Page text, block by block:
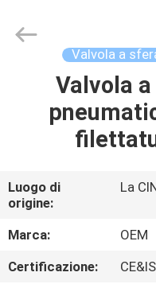
CASA
PRODOTTI
VIDEO
CHI
SIAMO
Enterprise
Management
Valvola a
Valvola
Luogo di
origine:
La
Marca:
OEM
Certificazione: